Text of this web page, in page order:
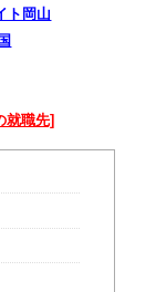
ト岡山
就職先]